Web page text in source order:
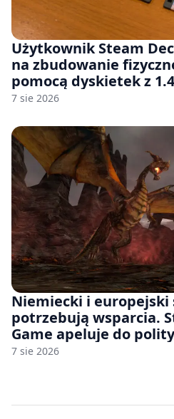
Użytkownik Steam
na zbudowanie
pomocą dyskietek z
7 sie 2026
Niemiecki i
potrzebują wsparcia.
Game apeluje do
7 sie 2026